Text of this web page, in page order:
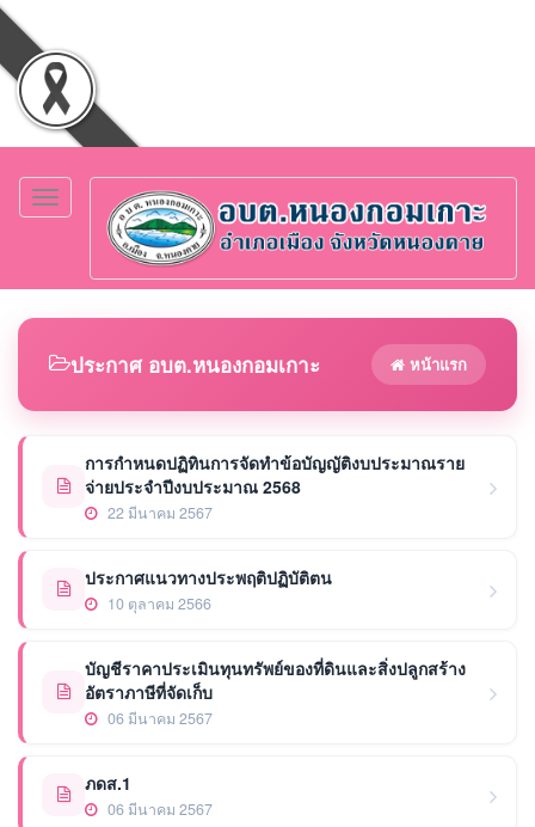
Toggle
navigation
ประกาศ อบต.หนองกอมเกาะ หน้าแรก
การกำหนดปฏิทินการจัดทำข้อบัญญัติงบประมาณราย
จ่ายประจำปีงบประมาณ 2568
22 มีนาคม 2567
ประกาศแนวทางประพฤติปฏิบัติตน
10 ตุลาคม 2566
บัญชีราคาประเมินทุนทรัพย์ของที่ดินและสิ่งปลูกสร้าง
อัตราภาษีที่จัดเก็บ
06 มีนาคม 2567
ภดส.1
06 มีนาคม 2567